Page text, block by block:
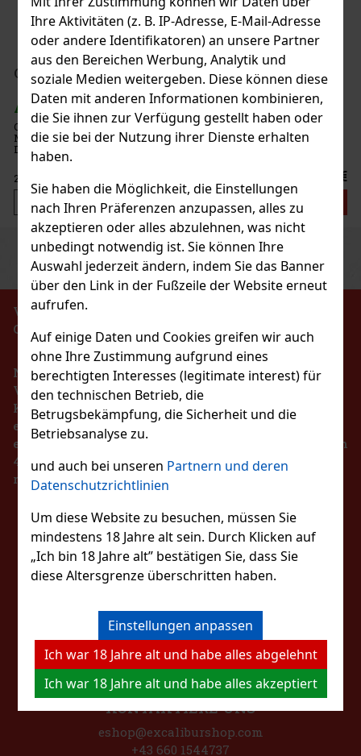
Ihre Aktivitäten (z. B. IP-Adresse, E-Mail-Adresse
oder andere Identifikatoren) an unsere Partner
aus den Bereichen Werbung, Analytik und
soziale Medien weitergeben. Diese können diese
Daten mit anderen Informationen kombinieren,
die Sie ihnen zur Verfügung gestellt haben oder
die sie bei der Nutzung ihrer Dienste erhalten
haben.
Sie haben die Möglichkeit, die Einstellungen
nach Ihren Präferenzen anzupassen, alles zu
akzeptieren oder alles abzulehnen, was nicht
unbedingt notwendig ist. Sie können Ihre
Auswahl jederzeit ändern, indem Sie das Banner
über den Link in der Fußzeile der Website erneut
aufrufen.
Auf einige Daten und Cookies greifen wir auch
ohne Ihre Zustimmung aufgrund eines
berechtigten Interesses (legitimate interest) für
den technischen Betrieb, die
Betrugsbekämpfung, die Sicherheit und die
Betriebsanalyse zu.
und auch bei unseren Partnern und deren
Datenschutzrichtlinien
Um diese Website zu besuchen, müssen Sie
mindestens 18 Jahre alt sein. Durch Klicken auf
„Ich bin 18 Jahre alt” bestätigen Sie, dass Sie
diese Altersgrenze überschritten haben.
Einstellungen anpassen
Ich war 18 Jahre alt und habe alles abgelehnt
Ich war 18 Jahre alt und habe alles akzeptiert
199 €
Bestellen
139 €
Bestellen
Neu
Dose 64 g
Dragees mit intensivem
Frische im Mund sorgen.
und verschließbarem Deckel
Büro und unterwegs, sodass Sie
Bestellen
Rabatt: 43%
Aktion
Dose 64 g
die für einen lang
und frischen Atem sorgen. Die
und eignet sich dank ihrer
2.29 €
Bestellen
Rabatt: 43%
Aktion
PreviousNext
VERBOT DES VERKAUFS VON ALKOHOLISCHEN
GETRÄNKEN AN PERSONEN UNTER 18 JAHREN !!!
Nach dem Gesetz über die Registrierung von
Verkäufen ist der Verkäufer verpflichtet, dem
Käufer eine Quittung auszustellen. Gleichzeitig ist
er verpflichtet, die erhaltenen Einnahmen im Falle
eines technischen Ausfalls spätestens innerhalb von
48 Stunden online beim Steuerverwalter zu
registrieren.
BLEIBEN SIE MIT
UNS IN KONTAKT
FOLGEN SIE UNS
KONTAKTIERE UNS
eshop@excaliburshop.com
+43 660 1544737